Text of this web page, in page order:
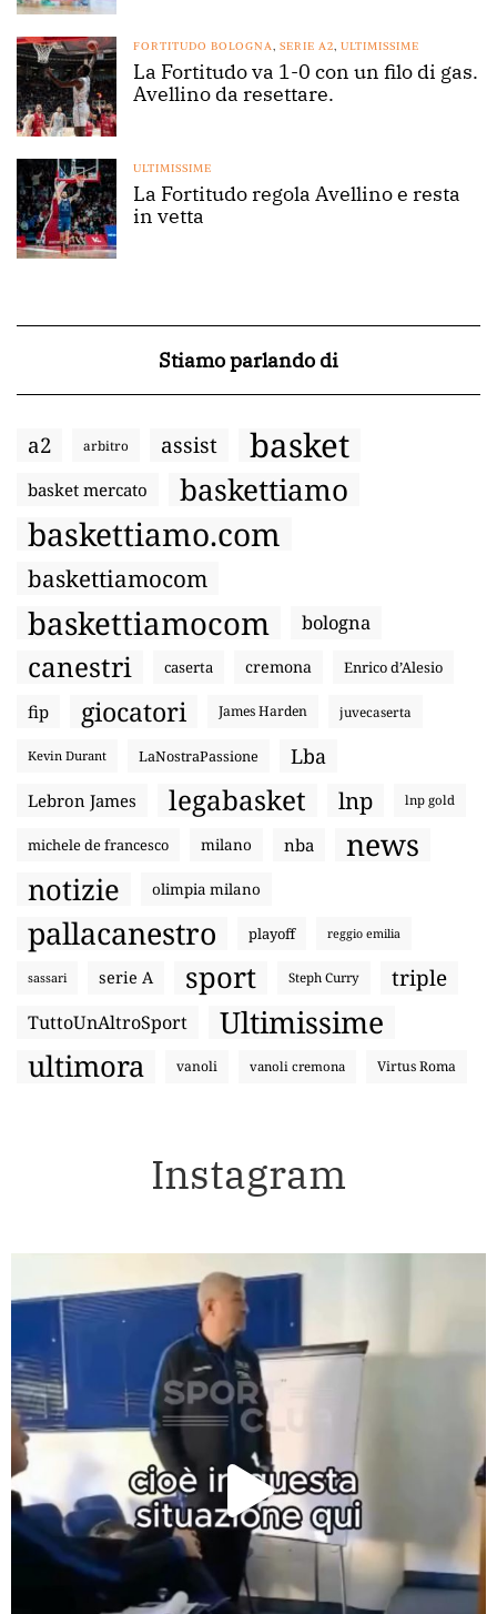
FORTITUDO BOLOGNA, SERIE A2, ULTIMISSIME
La Fortitudo va 1-0 con un filo di gas.
Avellino da resettare.
ULTIMISSIME
La Fortitudo regola Avellino e resta
in vetta
Stiamo parlando di
a2 arbitro assist basket
basket mercato baskettiamo
baskettiamo.com
baskettiamocom
baskettiamocom bologna
canestri caserta cremona Enrico d’Alesio
fip giocatori James Harden juvecaserta
Kevin Durant LaNostraPassione Lba
Lebron James legabasket lnp lnp gold
michele de francesco milano nba news
notizie olimpia milano
pallacanestro playoff reggio emilia
sassari serie A sport Steph Curry triple
TuttoUnAltroSport Ultimissime
ultimora vanoli vanoli cremona Virtus Roma
Instagram